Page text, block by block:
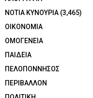
ΝΟΤΙΑ ΚΥΝΟΥΡΙΑ (3,465)
ΟΙΚΟΝΟΜΙΑ
ΟΜΟΓΕΝΕΙΑ
ΠΑΙΔΕΙΑ
ΠΕΛΟΠΟΝΝΗΣΟΣ
ΠΕΡΙΒΑΛΛΟΝ